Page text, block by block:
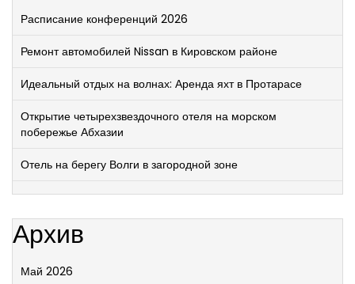
Расписание конференций 2026
Ремонт автомобилей Nissan в Кировском районе
Идеальный отдых на волнах: Аренда яхт в Протарасе
Открытие четырехзвездочного отеля на морском
побережье Абхазии
Отель на берегу Волги в загородной зоне
Архив
Май 2026